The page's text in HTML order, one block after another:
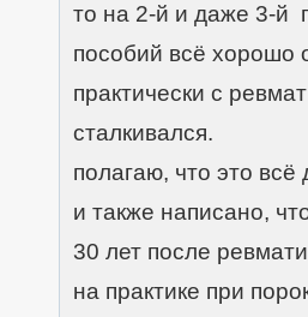
то на 2-й и даже 3-й
пособий всё хорошо
практически с
сталкивался.
полагаю, что это
и также написано,
30 лет после
на практике при